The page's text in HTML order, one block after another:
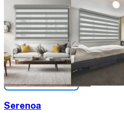
Serenoa